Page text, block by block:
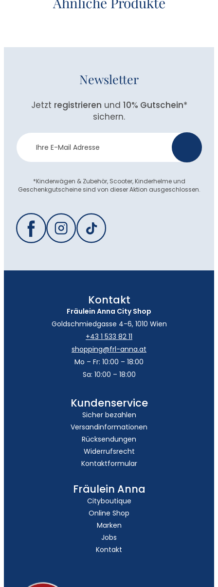
Newsletter
Jetzt registrieren und 10% Gutschein*
sichern.
Newsletter
Anmeldung
*Kinderwägen & Zubehör, Scooter, Kinderhelme und
Geschenkgutscheine sind von dieser Aktion ausgeschlossen.
Kontakt
Fräulein Anna City Shop
Goldschmiedgasse 4-6, 1010 Wien
+43 1 533 82 11
shopping@frl-anna.at
Mo – Fr: 10:00 – 18:00
Sa: 10:00 – 18:00
Kundenservice
Sicher bezahlen
Versandinformationen
Rücksendungen
Widerrufsrecht
Kontaktformular
Fräulein Anna
Cityboutique
Online Shop
Marken
Jobs
Kontakt